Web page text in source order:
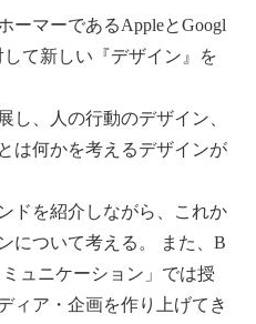
ーマーであるAppleとGoogl
て新しい『デザイン』を
し、人の行動のデザイン、
は何かを考えるデザインが
ドを紹介しながら、これか
について考える。 また、B
ュニケーション」では授
ィア・企画を作り上げてき